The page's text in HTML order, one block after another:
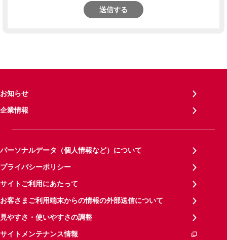
送信する
お知らせ
企業情報
パーソナルデータ（個人情報など）について
プライバシーポリシー
サイトご利用にあたって
お客さまご利用端末からの情報の外部送信について
見やすさ・使いやすさの調整
サイトメンテナンス情報